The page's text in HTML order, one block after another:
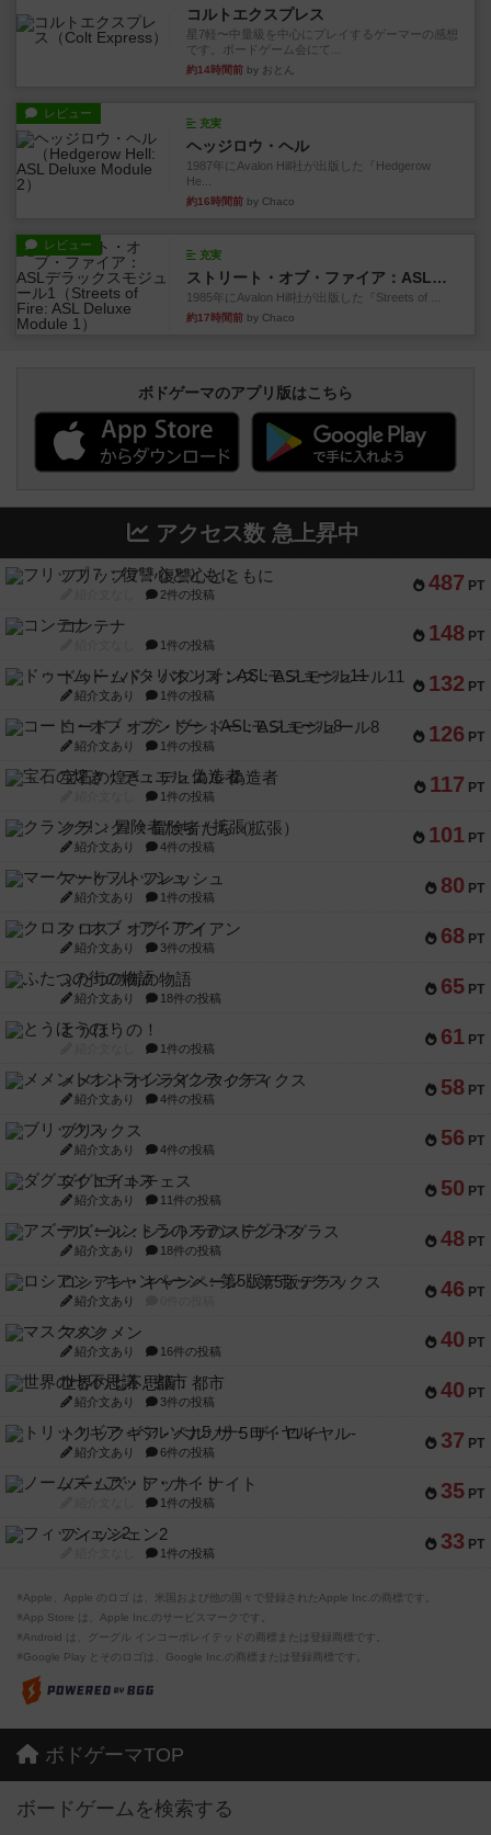
コルトエクスプレス
星7軽〜中量級を中心にプレイするゲーマーの感想
です。ボードゲーム会にて...
約14時間前 by おとん
レビュー
充実
ヘッジロウ・ヘル
1987年にAvalon Hill社が出版した『Hedgerow
He...
約16時間前 by Chaco
レビュー
充実
ストリート・オブ・ファイア：ASLデラックスモジュール1
1985年にAvalon Hill社が出版した『Streets of ...
約17時間前 by Chaco
ボドゲーマのアプリ版はこちら
アクセス数 急上昇中
487 PT
フリップ７：復讐心とともに
2件の投稿
148 PT
コンテナ
1件の投稿
132 PT
ドゥームド・バタリオンズ：ASLモジュール11
紹介文あり 1件の投稿
126 PT
コード・オブ・ブシドー：ASLモジュール8
紹介文あり 1件の投稿
117 PT
宝石の煌き：デュエル 偽造者
1件の投稿
101 PT
クランク! ：冒険者たち（拡張）
紹介文あり 4件の投稿
80 PT
マーケットフレッシュ
紹介文あり 1件の投稿
68 PT
クロス・オブ・アイアン
紹介文あり 3件の投稿
65 PT
ふたつの街の物語
紹介文あり 18件の投稿
61 PT
とうほうの！
1件の投稿
58 PT
メメントオンラインタクティクス
紹介文あり 4件の投稿
56 PT
ブリックス
紹介文あり 4件の投稿
50 PT
ダグエイトチェス
紹介文あり 11件の投稿
48 PT
アズール：シントラのステンドグラス
紹介文あり 18件の投稿
46 PT
ロシアン・キャンペーン：第5版デラックス
紹介文あり
40 PT
マスクメン
紹介文あり 16件の投稿
40 PT
世界の七不思議：都市
紹介文あり 3件の投稿
37 PT
トリックギア - ペルソナ5 ザ・ロイヤル-
紹介文あり 6件の投稿
35 PT
ノームズ・アット・ナイト
1件の投稿
33 PT
フィッシェン2
1件の投稿
※Apple、Apple のロゴ は、米国および他の国々で登録されたApple Inc.の商標です。
※App Store は、Apple Inc.のサービスマークです。
※Android は、グーグル インコーポレイテッドの商標または登録商標です。
※Google Play とそのロゴは、Google Inc.の商標または登録商標です。
ボドゲーマTOP
ボードゲームを検索する